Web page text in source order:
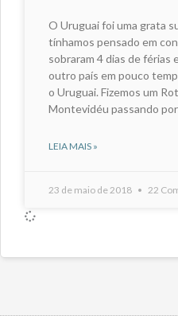
O Uruguai foi uma grata
tínhamos pensado em
sobraram 4 dias de férias
outro país em pouco
o Uruguai. Fizemos um
Montevidéu passando por
LEIA MAIS »
23 de maio de 2018 22